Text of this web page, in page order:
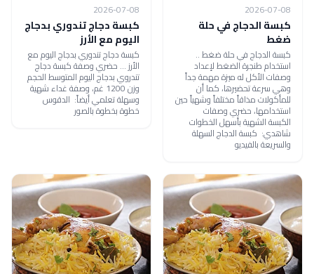
2026-07-08
كبسة الدجاج في حلة
ضغط
كبسة الدجاج في حلة ضغط ..
استخدام طنجرة الضغط لإعداد
وصفات الأكل له ميزة مهمة جداً
وهي سرعة تحضيرها، كما أن
للمأكولات مذاقاً مختلفاً وشهياً حين
استخدامها، حضري وصفات
الكبسة الشهية بأسهل الخطوات
شاهدي: كبسة الدجاج السهلة
والسريعة بالفيديو
2026-07-08
كبسة دجاج تندوري بدجاج
اليوم مع الأرز
كبسة دجاج تندوري بدجاج اليوم مع
الأرز ... حضري وصفة كبسة دجاج
تندروي بدجاج اليوم المتوسط الحجم
وزن 1200 غم، وصفة غداء شهية
وسهلة تعلمي أيضاً: الدقوس
خطوة بخطوة بالصور